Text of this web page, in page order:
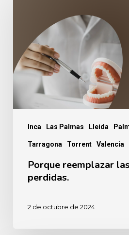
Inca Las Palmas Lleida
Tarragona Torrent Valencia
muelas
perdidas.
Porque reemplazar
perdidas.
2 de octubre de 2024